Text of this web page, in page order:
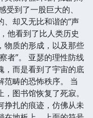
受到了一股巨大的、
、却又无比和谐的“声
他看到了比人类历史
质的形成，以及那些
者”。 亚瑟的理性防线
，而是看到了宇宙的底
范畴的恐怖秩序。 当
图书馆恢复了死寂。
挣扎的痕迹，仿佛从未